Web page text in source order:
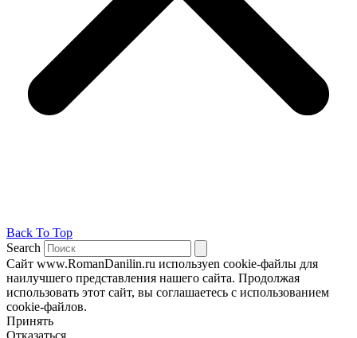
Back To Top
Search
Сайт www.RomanDanilin.ru используеn cookie-файлы для
наилучшего представления нашего сайта. Продолжая
использовать этот сайт, вы соглашаетесь с использованием
cookie-файлов.
Принять